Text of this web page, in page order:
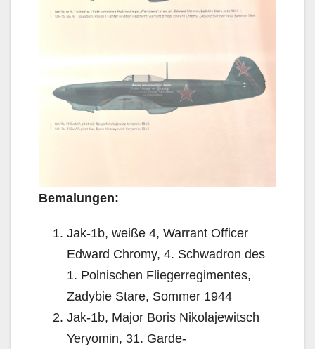
Bemalungen:
Jak-1b, weiße 4, Warrant Officer
Edward Chromy, 4. Schwadron des
1. Polnischen Fliegerregimentes,
Zadybie Stare, Sommer 1944
Jak-1b, Major Boris Nikolajewitsch
Yeryomin, 31. Garde-